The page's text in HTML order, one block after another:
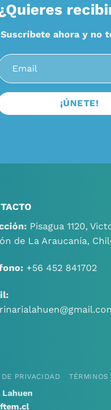
ahora y no
Pisagua 1120,
de La Araucanía,
+56 452 841702
PRIVACIDAD TÉRMINOS